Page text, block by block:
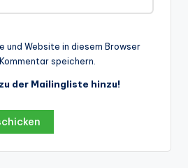
und Website in diesem Browser
speichern.
der Mailingliste hinzu!